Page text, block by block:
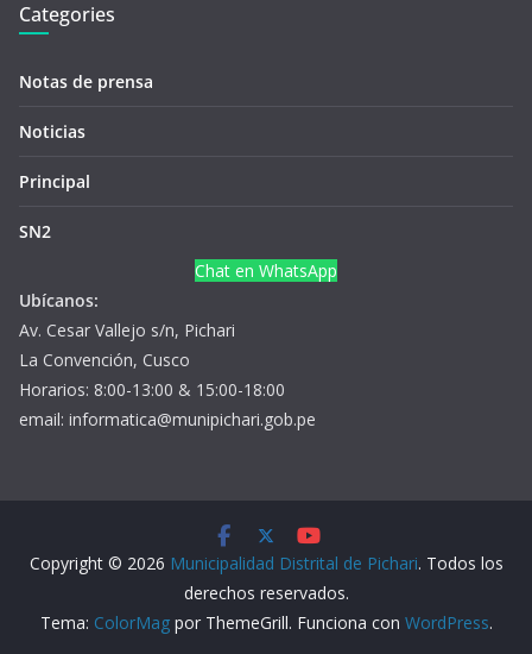
Categories
Notas de prensa
Noticias
Principal
SN2
Chat en WhatsApp
Ubícanos:
Av. Cesar Vallejo s/n, Pichari
La Convención, Cusco
Horarios: 8:00-13:00 & 15:00-18:00
email: informatica@munipichari.gob.pe
Copyright © 2026 Municipalidad Distrital de Pichari. Todos los
derechos reservados.
Tema: ColorMagpor ThemeGrill. Funciona con WordPress.